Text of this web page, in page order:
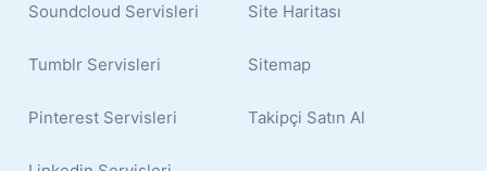
Soundcloud Servisleri
Tumblr Servisleri
Pinterest Servisleri
Site Haritası
Sitemap
Takipçi Satın Al